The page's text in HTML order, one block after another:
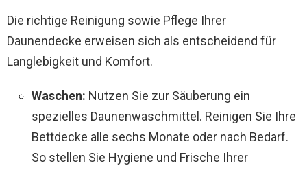
Die richtige Reinigung sowie Pflege Ihrer
Daunendecke erweisen sich als entscheidend für
Langlebigkeit und Komfort.
Waschen: Nutzen Sie zur Säuberung ein
spezielles Daunenwaschmittel. Reinigen Sie Ihre
Bettdecke alle sechs Monate oder nach Bedarf.
So stellen Sie Hygiene und Frische Ihrer